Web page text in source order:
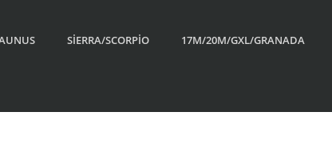
SİERRA/SCORPİO 17M/20M/GXL/GRANADA